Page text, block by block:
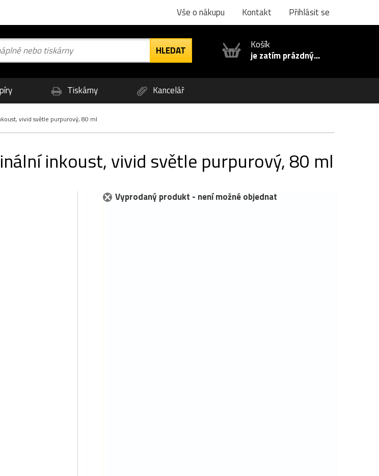
Vše o nákupu Kontakt Přihlásit se
Košík
je zatím prázdný...
Tiskárny Kancelář
vivid světle purpurový, 80 ml
inkoust, vivid světle purpurový, 80 ml
Vyprodaný produkt - není možné objednat